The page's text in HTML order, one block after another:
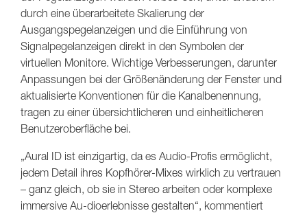
durch eine überarbeitete Skalierung der
Ausgangspegelanzeigen und die Einführung von
Signalpegelanzeigen direkt in den Symbolen der
virtuellen Monitore. Wichtige Verbesserungen, darunter
Anpassungen bei der Größenänderung der Fenster und
aktualisierte Konventionen für die Kanalbenennung,
tragen zu einer übersichtlicheren und einheitlicheren
Benutzeroberfläche bei.
„Aural ID ist einzigartig, da es Audio-Profis ermöglicht,
jedem Detail ihres Kopfhörer-Mixes wirklich zu vertrauen
– ganz gleich, ob sie in Stereo arbeiten oder komplexe
immersive Au-dioerlebnisse gestalten“, kommentiert